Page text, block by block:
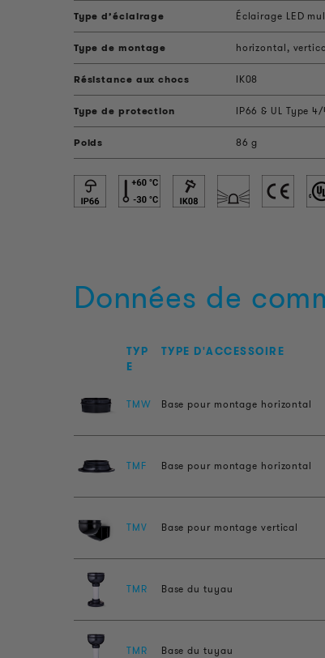
Type d’éclairage Éclairage LED
Type de montage horizontal,
Résistance aux chocs IK08
Type de protection IP66 & UL Type
Poids 86 g
Données de
TYP
E
TYPE D'ACCESSOIRE
TMW Base pour montage horizontal
TMF Base pour montage horizontal
TMV Base pour montage vertical
TMR Base du tuyau
TMR Base du tuyau